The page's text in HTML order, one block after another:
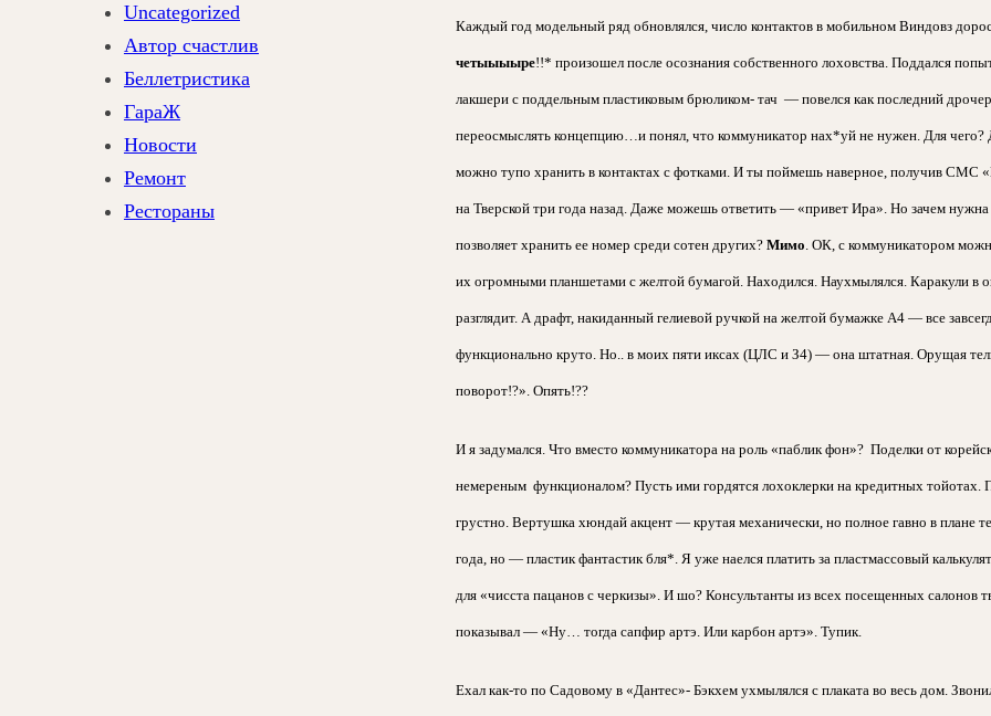
Uncategorized
Автор счастлив
Беллетристика
ГараЖ
Новости
Ремонт
Рестораны
Каждый год модельный ряд обновлялся, число контактов в мобильном Виндовз
четыыыыре!!* произошел после осознания собственного лоховства. Поддался
лакшери с поддельным пластиковым брюликом- тач — повелся как последний
переосмыслять концепцию…и понял, что коммуникатор нах*уй не нужен. Для
можно тупо хранить в контактах с фотками. И ты поймешь наверное, получив СМС
на Тверской три года назад. Даже можешь ответить — «привет Ира». Но зачем
позволяет хранить ее номер среди сотен других? Мимо . ОК, с коммуникатором
их огромными планшетами с желтой бумагой. Находился. Наухмылялся. Каракули в
разглядит. А драфт, накиданный гелиевой ручкой на желтой бумажке А4 — все
функционально круто. Но.. в моих пяти иксах (ЦЛС и З4) — она штатная. Орущая
поворот!?». Опять!??
И я задумался. Что вместо коммуникатора на роль «паблик фон»? Поделки от
немереным функционалом? Пусть ими гордятся лохоклерки на кредитных
грустно. Вертушка хюндай акцент — крутая механически, но полное гавно в плане
года, но — пластик фантастик бля*. Я уже наелся платить за пластмассовый
для «чисста пацанов с черкизы». И шо? Консультанты из всех посещенных
показывал — «Ну… тогда сапфир артэ. Или карбон артэ». Тупик.
Ехал как-то по Садовому в «Дантес»- Бэкхем ухмылялся с плаката во весь дом.